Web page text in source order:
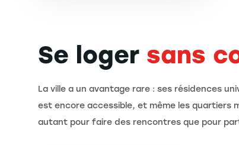
Se loger sans
La ville a un avantage rare : ses résidences
est encore accessible, et même les quartiers
autant pour faire des rencontres que pour